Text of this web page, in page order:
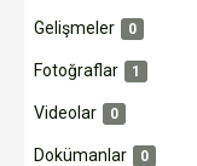
Gelişmeler 0
Fotoğraflar 1
Videolar 0
Dokümanlar 0